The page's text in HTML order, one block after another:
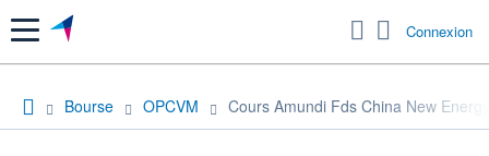
Menu Connexion
Bourse OPCVM Cours Amundi Fds China New